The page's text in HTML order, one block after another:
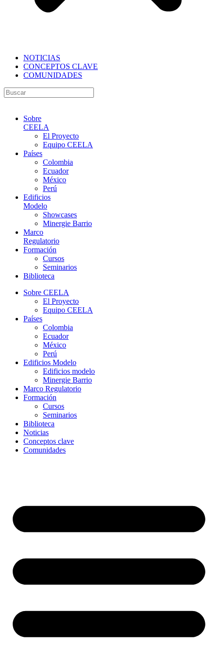
NOTICIAS
CONCEPTOS CLAVE
COMUNIDADES
Sobre
CEELA
El Proyecto
Equipo CEELA
Países
Colombia
Ecuador
México
Perú
Edificios
Modelo
Showcases
Minergie Barrio
Marco
Regulatorio
Formación
Cursos
Seminarios
Biblioteca
Sobre CEELA
El Proyecto
Equipo CEELA
Países
Colombia
Ecuador
México
Perú
Edificios Modelo
Edificios modelo
Minergie Barrio
Marco Regulatorio
Formación
Cursos
Seminarios
Biblioteca
Noticias
Conceptos clave
Comunidades